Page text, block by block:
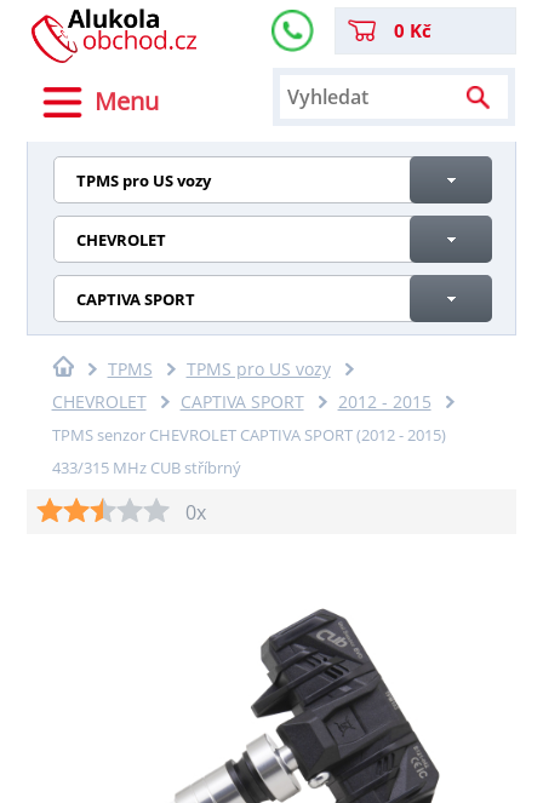
Menu
0 Kč
TPMS pro US vozy
CHEVROLET
CAPTIVA SPORT
TPMS
TPMS pro US vozy
CHEVROLET
CAPTIVA SPORT 2012 - 2015
TPMS senzor CHEVROLET CAPTIVA SPORT (2012 - 2015)
433/315 MHz CUB stříbrný
0x